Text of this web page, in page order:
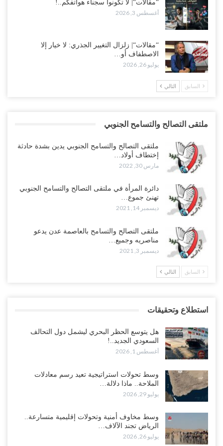
“مقالات“| لا تكونوا سجناء هواتفكم..!
أغسطس 3, 2026
“مقالات“| زلزال التغيير الجذري: لا خيار إلا
الاصطفاف أو…
يوليو 26, 2026
السابق التالي
ملتقى التصالح والتسامح الجنوبي
ملتقى التصالح والتسامح الجنوبي يدين بشدة حادثة
إختطاف أولاد…
مارس 30, 2022
دائرة المرأة في ملتقى التصالح والتسامح الجنوبي
تهنئ جموع…
ديسمبر 14, 2021
ملتقى التصالح والتسامح بالعاصمة عدن يدعو
مناصريه وجميع…
ديسمبر 3, 2021
السابق التالي
استطلاع وتحقيقات
هل يتوسع الحظر البحري ليشمل دول التحالف
السعودي الجديد..!
أغسطس 1, 2026
وسط تحولات استراتيجية تعيد رسم معادلات
الملاحة.. ماذا دلالة…
يوليو 29, 2026
وسط مخاوف أمنية وتحولات إقليمية متسارعة..
الرياض تجند الآلاف…
يوليو 26, 2026